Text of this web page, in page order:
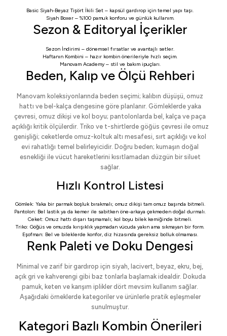
Basic Siyah-Beyaz Tişört İkili Set – kapsül gardırop için temel yapı taşı.
Siyah Boxer– %100 pamuk konforu ve günlük kullanım.
Sezon & Editoryal İçerikler
Sezon İndirimi – dönemsel fırsatlar ve avantajlı setler.
Haftanın Kombini – hazır kombin önerileriyle hızlı seçim.
Manovam Academy– stil ve bakım ipuçları.
Beden, Kalıp ve Ölçü Rehberi
Manovam koleksiyonlarında beden seçimi; kalıbın düşüşü, omuz
hattı ve bel-kalça dengesine göre planlanır. Gömleklerde yaka
çevresi, omuz dikişi ve kol boyu; pantolonlarda bel, kalça ve paça
açıklığı kritik ölçülerdir. Triko ve t-shirtlerde göğüs çevresi ile omuz
genişliği; ceketlerde omuz-koltuk altı mesafesi, sırt açıklığı ve kol
evi rahatlığı temel belirleyicidir. Doğru beden; kumaşın doğal
esnekliği ile vücut hareketlerini kısıtlamadan düzgün bir siluet
sağlar.
Hızlı Kontrol Listesi
Gömlek: Yaka bir parmak boşluk bırakmalı; omuz dikişi tam omuz başında bitmeli.
Pantolon: Bel lastik ya da kemer ile sabitken öne-arkaya çekmeden doğal durmalı.
Ceket: Omuz hattı dışarı taşmamalı; kol boyu bilek kemiğinde bitmeli.
Triko: Göğüs ve omuzda kırışıklık yapmadan vücuda yakın ama sıkmayan bir form.
Eşofman: Bel ve bileklerde konfor, diz hizasında gereksiz bolluk olmaması.
Renk Paleti ve Doku Dengesi
Minimal ve zarif bir gardırop için siyah, lacivert, beyaz, ekru, bej,
açık gri ve kahverengi gibi baz tonlarla başlamak idealdir. Dokuda
pamuk, keten ve karışım iplikler dört mevsim kullanım sağlar.
Aşağıdaki örneklerde kategoriler ve ürünlerle pratik eşleşmeler
sunulmuştur.
Kategori Bazlı Kombin Önerileri